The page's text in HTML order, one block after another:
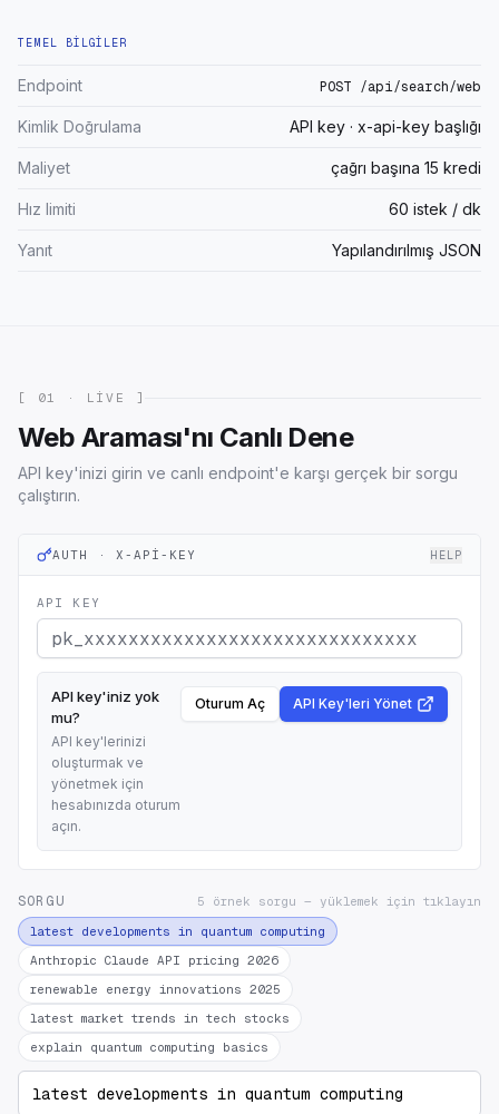
TEMEL BILGILER
Endpoint POST /api/search/web
Kimlik Doğrulama API key · x-api-key başlığı
Maliyet çağrı başına 15 kredi
Hız limiti 60 istek / dk
Yanıt Yapılandırılmış JSON
[ 01 · LIVE ]
Web Araması'nı Canlı Dene
API key'inizi girin ve canlı endpoint'e karşı gerçek bir sorgu
çalıştırın.
AUTH · X-API-KEY HELP
API KEY
API key'iniz yok
mu?
API key'lerinizi
oluşturmak ve
yönetmek için
hesabınızda oturum
açın.
Oturum Aç API Key'leri Yönet
SORGU 5 örnek sorgu — yüklemek için tıklayın
latest developments in quantum computing
Anthropic Claude API pricing 2026
renewable energy innovations 2025
latest market trends in tech stocks
explain quantum computing basics